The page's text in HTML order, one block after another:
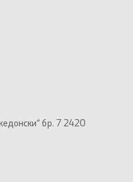
бр. 7 2420